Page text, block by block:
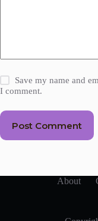
Save my name and
I comment.
Post Comment
About